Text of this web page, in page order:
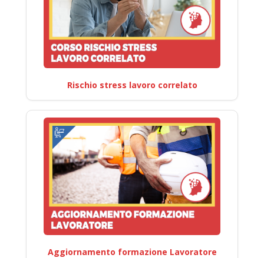
Rischio stress lavoro correlato
Aggiornamento formazione Lavoratore